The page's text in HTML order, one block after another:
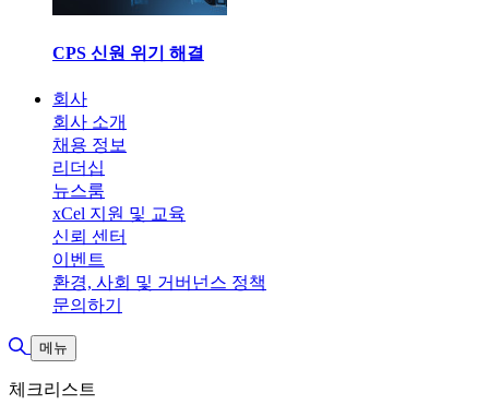
CPS 신원 위기 해결
회사
회사 소개
채용 정보
리더십
뉴스룸
xCel 지원 및 교육
신뢰 센터
이벤트
환경, 사회 및 거버넌스 정책
문의하기
검색 토글
메뉴
체크리스트